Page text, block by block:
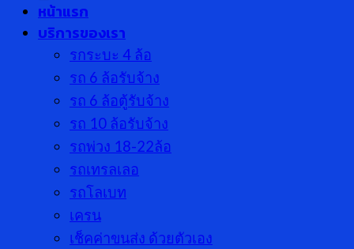
หน้าแรก
บริการของเรา
รกระบะ 4 ล้อ
รถ 6 ล้อรับจ้าง
รถ 6 ล้อตู้รับจ้าง
รถ 10 ล้อรับจ้าง
รถพ่วง 18-22ล้อ
รถเทรลเลอ
รถโลเบท
เครน
เช็คค่าขนส่ง ด้วยตัวเอง